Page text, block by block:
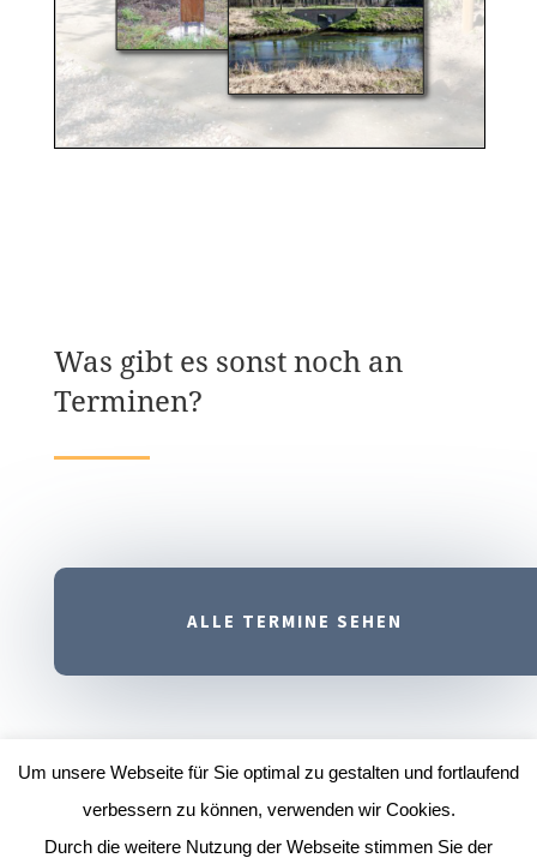
Was gibt es sonst noch an
Terminen?
ALLE TERMINE SEHEN
Um unsere Webseite für Sie optimal zu gestalten und fortlaufend
verbessern zu können, verwenden wir Cookies.
Durch die weitere Nutzung der Webseite stimmen Sie der